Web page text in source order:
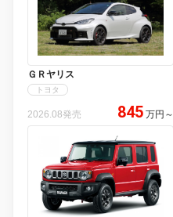
ＧＲヤリス
トヨタ
2026.08発売 845 万円 ～